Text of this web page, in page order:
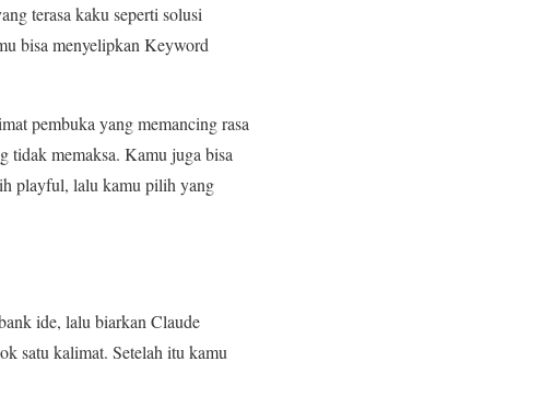
terasa kaku seperti solusi
bisa menyelipkan Keyword
pembuka yang memancing rasa
tidak memaksa. Kamu juga bisa
playful, lalu kamu pilih yang
ide, lalu biarkan Claude
satu kalimat. Setelah itu kamu